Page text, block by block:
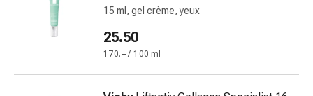
cardiaque
15 ml, gel crème, yeux
25.50
170.– / 100 ml